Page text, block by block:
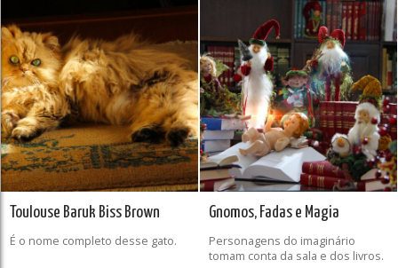
Toulouse Baruk Biss Brown
É o nome completo desse gato.
Gnomos, Fadas e Magia
Personagens do imaginário
tomam conta da sala e dos livros.